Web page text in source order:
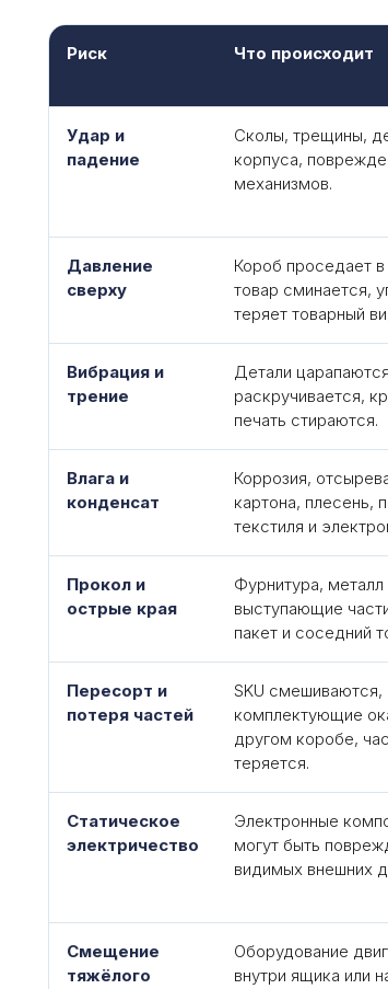
Риск Что происходит
Удар и
падение
Сколы, трещины,
корпуса,
механизмов.
Давление
сверху
Короб проседает
товар сминается,
теряет товарный
Вибрация и
трение
Детали
раскручивается,
печать стираются.
Влага и
конденсат
Коррозия,
картона, плесень,
текстиля и
Прокол и
острые края
Фурнитура, металл
выступающие
пакет и соседний
Пересорт и
потеря частей
SKU смешиваются,
комплектующие
другом коробе,
теряется.
Статическое
электричество
Электронные
могут быть
видимых внешних
Смещение
тяжёлого
Оборудование
внутри ящика или